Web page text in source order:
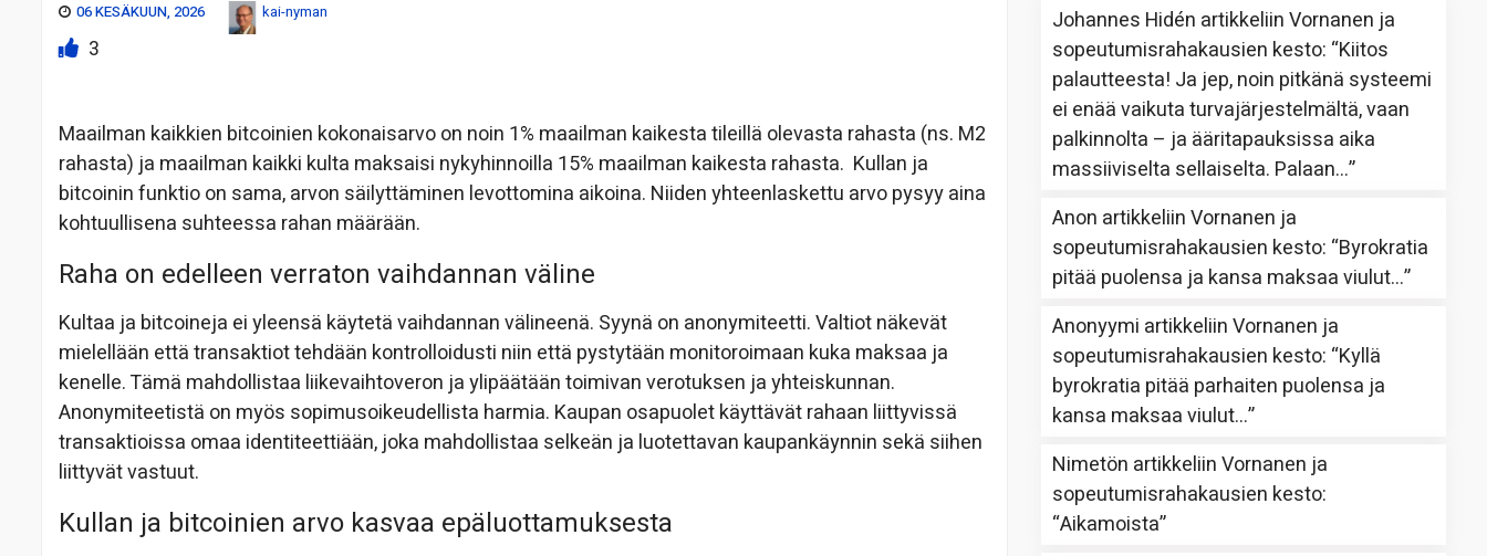
06 KESÄKUUN, 2026
kai-nyman
3
Maailman kaikkien bitcoinien kokonaisarvo on noin 1% maailman kaikesta tileillä olevasta rahasta (ns. M2
rahasta) ja maailman kaikki kulta maksaisi nykyhinnoilla 15% maailman kaikesta rahasta. Kullan ja
bitcoinin funktio on sama, arvon säilyttäminen levottomina aikoina. Niiden yhteenlaskettu arvo pysyy aina
kohtuullisena suhteessa rahan määrään.
Raha on edelleen verraton vaihdannan väline
Kultaa ja bitcoineja ei yleensä käytetä vaihdannan välineenä. Syynä on anonymiteetti. Valtiot näkevät
mielellään että transaktiot tehdään kontrolloidusti niin että pystytään monitoroimaan kuka maksaa ja
kenelle. Tämä mahdollistaa liikevaihtoveron ja ylipäätään toimivan verotuksen ja yhteiskunnan.
Anonymiteetistä on myös sopimusoikeudellista harmia. Kaupan osapuolet käyttävät rahaan liittyvissä
transaktioissa omaa identiteettiään, joka mahdollistaa selkeän ja luotettavan kaupankäynnin sekä siihen
liittyvät vastuut.
Kullan ja bitcoinien arvo kasvaa epäluottamuksesta
Johannes Hidén artikkeliinVornanen ja
sopeutumisrahakausien kesto: “Kiitos
palautteesta! Ja jep, noin pitkänä systeemi
ei enää vaikuta turvajärjestelmältä, vaan
palkinnolta – ja ääritapauksissa aika
massiiviselta sellaiselta. Palaan…”
Anon artikkeliinVornanen ja
sopeutumisrahakausien kesto: “Byrokratia
pitää puolensa ja kansa maksaa viulut…”
Anonyymi artikkeliinVornanen ja
sopeutumisrahakausien kesto: “Kyllä
byrokratia pitää parhaiten puolensa ja
kansa maksaa viulut…”
Nimetön artikkeliinVornanen ja
sopeutumisrahakausien kesto:
“Aikamoista”